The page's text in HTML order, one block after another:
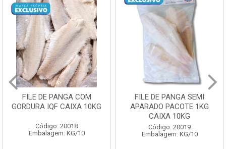
FILE DE PANGA COM
GORDURA IQF CAIXA 10KG
Código: 20018
Embalagem: KG/10
FILE DE PANGA SEMI
APARADO PACOTE 1KG
CAIXA 10KG
Código: 20019
Embalagem: KG/10